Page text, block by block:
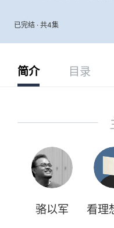
已完结 · 共4集
简介 目录
骆以军 看理